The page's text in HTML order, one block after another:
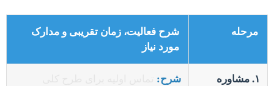
مرحله
شرح فعالیت، زمان تقریبی و مدارک
مورد نیاز
۱. مشاوره
شرح: